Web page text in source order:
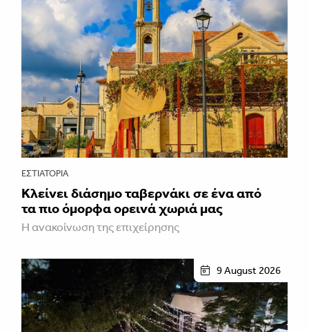
ΕΣΤΙΑΤΌΡΙΑ
Κλείνει διάσημο ταβερνάκι σε ένα από
τα πιο όμορφα ορεινά χωριά μας
Η ανακοίνωση της επιχείρησης
9 August 2026